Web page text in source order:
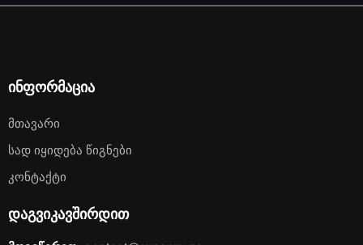
ინფორმაცია
Მთავარი
Სად Იყიდება Წიგნები
Კონტაქტი
დაგვიკავშირდით